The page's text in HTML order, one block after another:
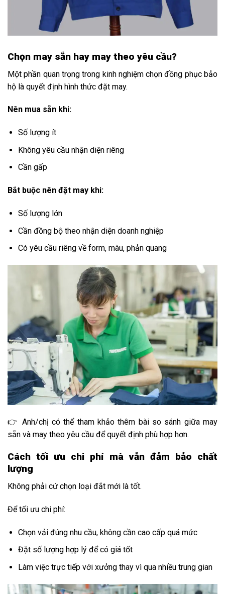
Chọn may sẵn hay may theo yêu cầu?
Một phần quan trọng trong kinh nghiệm chọn đồng phục bảo
hộ là quyết định hình thức đặt may.
Nên mua sẵn khi:
Số lượng ít
Không yêu cầu nhận diện riêng
Cần gấp
Bắt buộc nên đặt may khi:
Số lượng lớn
Cần đồng bộ theo nhận diện doanh nghiệp
Có yêu cầu riêng về form, màu, phản quang
👉 Anh/chị có thể tham khảo thêm bài so sánh giữa may
sẵn và may theo yêu cầu để quyết định phù hợp hơn.
Cách tối ưu chi phí mà vẫn đảm bảo chất
lượng
Không phải cứ chọn loại đắt mới là tốt.
Để tối ưu chi phí:
Chọn vải đúng nhu cầu, không cần cao cấp quá mức
Đặt số lượng hợp lý để có giá tốt
Làm việc trực tiếp với xưởng thay vì qua nhiều trung gian